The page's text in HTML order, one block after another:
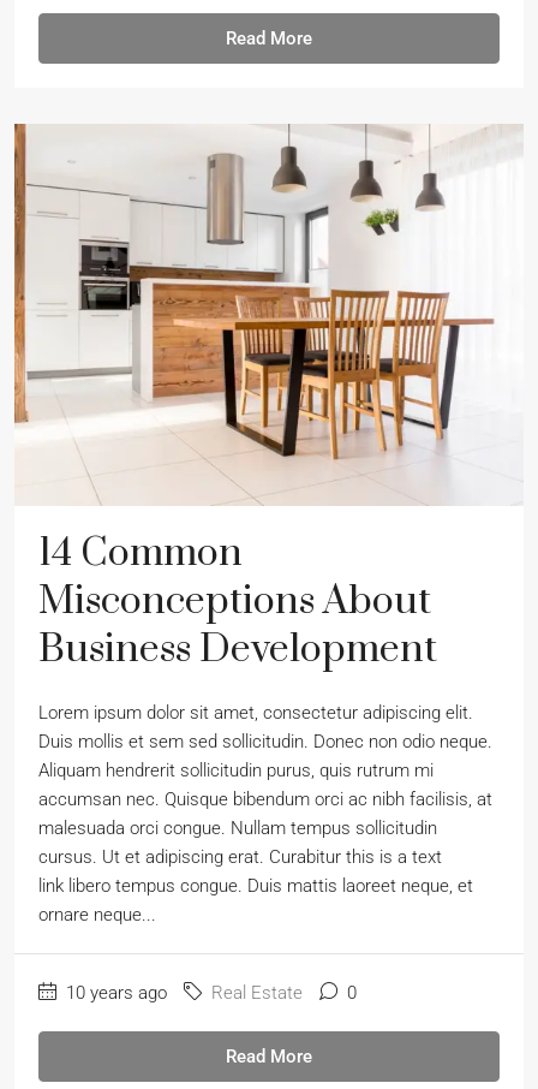
Read More
14 Common
Misconceptions About
Business Development
Lorem ipsum dolor sit amet, consectetur adipiscing elit.
Duis mollis et sem sed sollicitudin. Donec non odio neque.
Aliquam hendrerit sollicitudin purus, quis rutrum mi
accumsan nec. Quisque bibendum orci ac nibh facilisis, at
malesuada orci congue. Nullam tempus sollicitudin
cursus. Ut et adipiscing erat. Curabitur this is a text
link libero tempus congue. Duis mattis laoreet neque, et
ornare neque...
10 years ago Real Estate 0
Read More